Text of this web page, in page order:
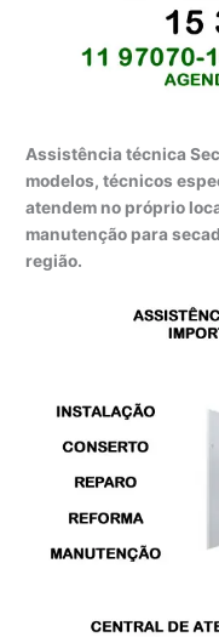
Assistência técnica
modelos, técnicos
atendem no próprio
manutenção para
região.